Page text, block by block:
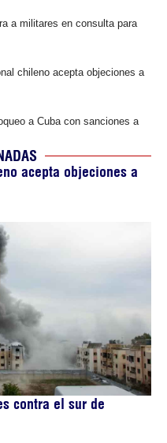
a militares en consulta para
chileno acepta objeciones a
a Cuba con sanciones a
acepta objeciones a
contra el sur de